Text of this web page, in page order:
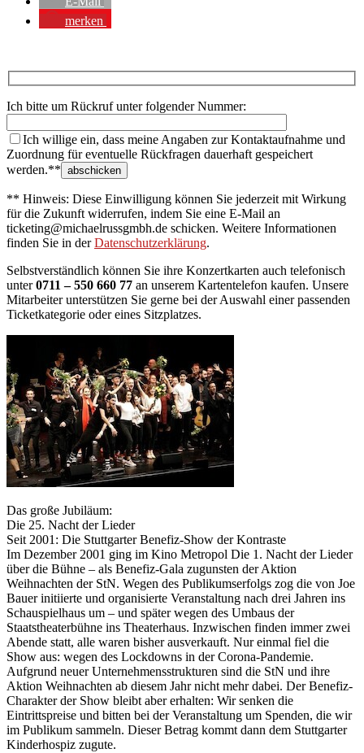
merken
Ich bitte um Rückruf unter folgender Nummer:
Ich willige ein, dass meine Angaben zur Kontaktaufnahme und
Zuordnung für eventuelle Rückfragen dauerhaft gespeichert
werden.**
** Hinweis: Diese Einwilligung können Sie jederzeit mit Wirkung
für die Zukunft widerrufen, indem Sie eine E-Mail an
ticketing@michaelrussgmbh.de schicken. Weitere Informationen
finden Sie in derDatenschutzerklärung.
Selbstverständlich können Sie ihre Konzertkarten auch telefonisch
unter0711 – 550 660 77 an unserem Kartentelefon kaufen. Unsere
Mitarbeiter unterstützen Sie gerne bei der Auswahl einer passenden
Ticketkategorie oder eines Sitzplatzes.
Das große Jubiläum:
Die 25. Nacht der Lieder
Seit 2001: Die Stuttgarter Benefiz-Show der Kontraste
Im Dezember 2001 ging im Kino Metropol Die 1. Nacht der Lieder
über die Bühne – als Benefiz-Gala zugunsten der Aktion
Weihnachten der StN. Wegen des Publikumserfolgs zog die von Joe
Bauer initiierte und organisierte Veranstaltung nach drei Jahren ins
Schauspielhaus um – und später wegen des Umbaus der
Staatstheaterbühne ins Theaterhaus. Inzwischen finden immer zwei
Abende statt, alle waren bisher ausverkauft. Nur einmal fiel die
Show aus: wegen des Lockdowns in der Corona-Pandemie.
Aufgrund neuer Unternehmensstrukturen sind die StN und ihre
Aktion Weihnachten ab diesem Jahr nicht mehr dabei. Der Benefiz-
Charakter der Show bleibt aber erhalten: Wir senken die
Eintrittspreise und bitten bei der Veranstaltung um Spenden, die wir
im Publikum sammeln. Dieser Betrag kommt dann dem Stuttgarter
Kinderhospiz zugute.